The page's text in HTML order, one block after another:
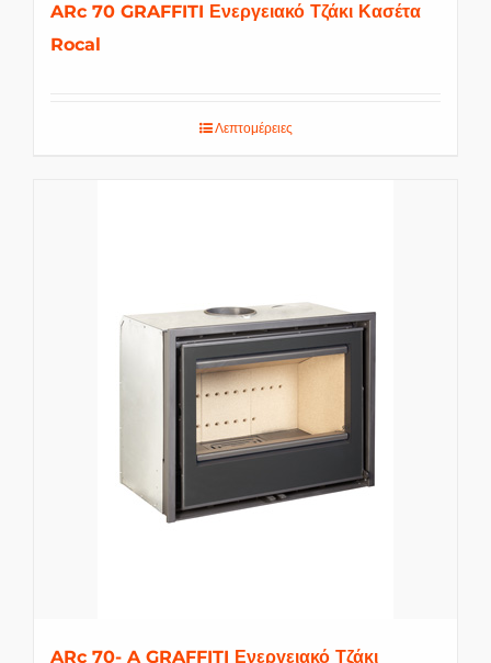
ARc 70 GRAFFITI Ενεργειακό Τζάκι Κασέτα
Rocal
Λεπτομέρειες
ARc 70- A GRAFFITI Ενεργειακό Τζάκι